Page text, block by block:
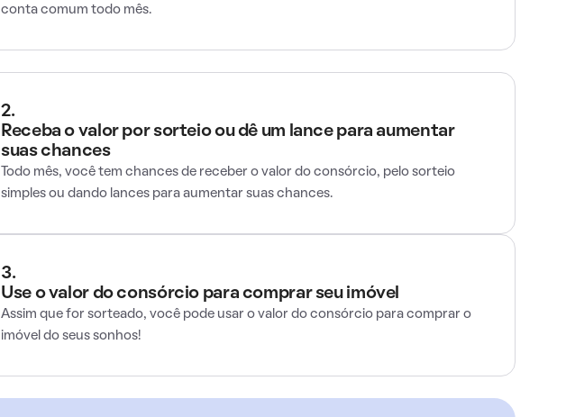
conta comum todo mês.
2.
Receba o valor por sorteio ou dê um lance para aumentar
suas chances
Todo mês, você tem chances de receber o valor do consórcio, pelo sorteio
simples ou dando lances para aumentar suas chances.
3.
Use o valor do consórcio para comprar seu imóvel
Assim que for sorteado, você pode usar o valor do consórcio para comprar o
imóvel do seus sonhos!